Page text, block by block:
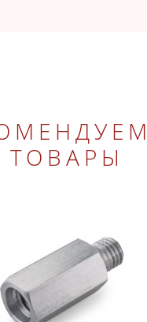
ТОВАРЫ